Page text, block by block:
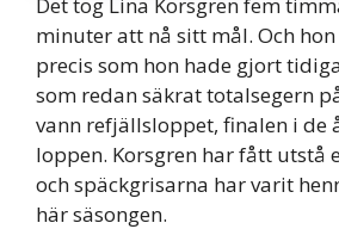
minuter att nå sitt mål. Och
precis som hon hade gjort
som redan säkrat totalsegern
vann refjällsloppet, finalen i de
loppen. Korsgren har fått utstå
och späckgrisarna har varit
här säsongen.